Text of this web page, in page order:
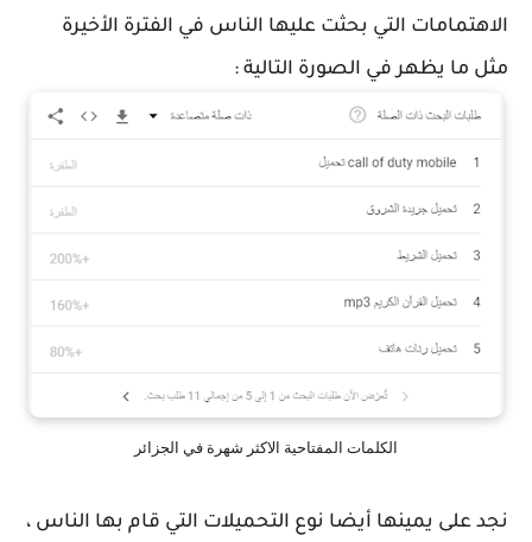
الاهتمامات التي بحثت عليها الناس في الفترة الأخيرة
مثل ما يظهر في الصورة التالية :
الكلمات المفتاحية الاكثر شهرة في الجزائر
نجد على يمينها أيضا نوع التحميلات التي قام بها الناس ،